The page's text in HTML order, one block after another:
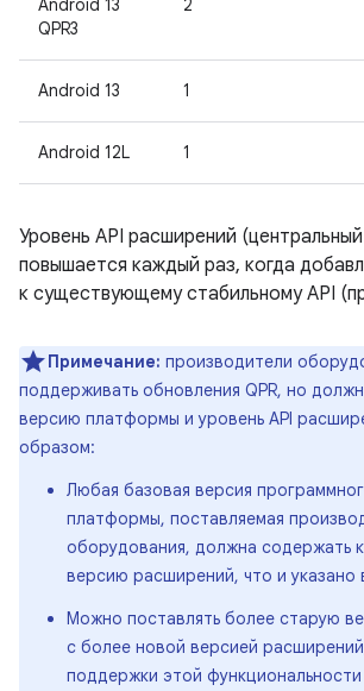
QPR3
Android 13 1
Android 12L 1
Уровень API расширений
повышается каждый раз, когда
к существующему стабильному API
Примечание: производители
поддерживать обновления QPR, но
версию платформы и уровень API
образом:
Любая базовая версия
платформы, поставляемая
оборудования, должна содержать
версию расширений, что и указано
Можно поставлять более старую
с более новой версией
поддержки этой